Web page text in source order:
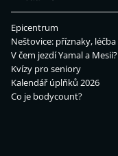
Epicentrum
Neštovice: příznaky, léčba
V čem jezdí Yamal a Mesii?
Kvízy pro seniory
Kalendář úplňků 2026
Co je bodycount?